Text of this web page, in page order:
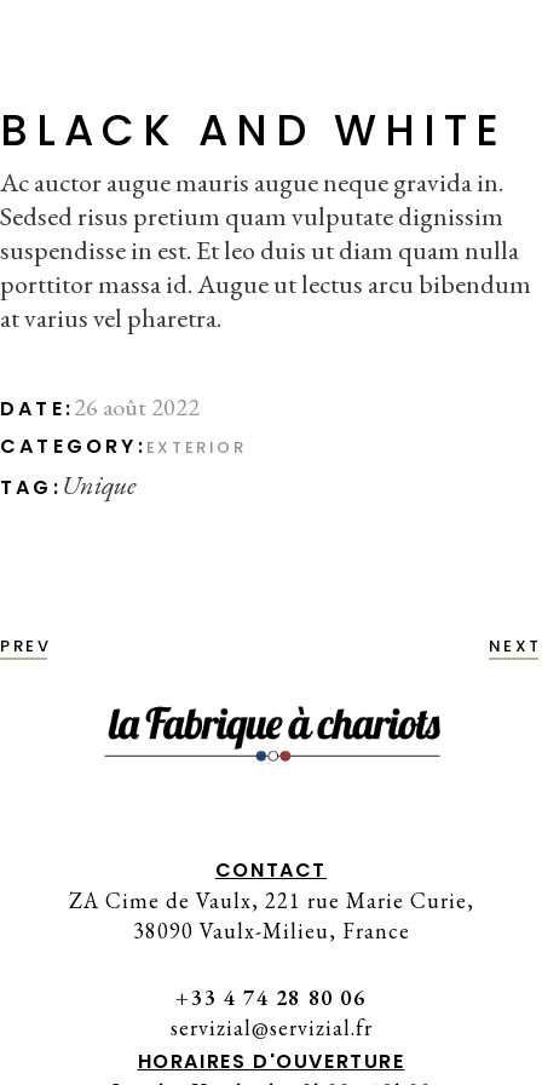
BLACK AND WHITE
Ac auctor augue mauris augue neque gravida in.
Sedsed risus pretium quam vulputate dignissim
suspendisse in est. Et leo duis ut diam quam nulla
porttitor massa id. Augue ut lectus arcu bibendum
at varius vel pharetra.
DATE:26 août 2022
CATEGORY: EXTERIOR
TAG: Unique
PREV NEXT
CONTACT
ZA Cime de Vaulx, 221 rue Marie Curie,
38090 Vaulx-Milieu, France
+33 4 74 28 80 06
servizial@servizial.fr
HORAIRES D'OUVERTURE